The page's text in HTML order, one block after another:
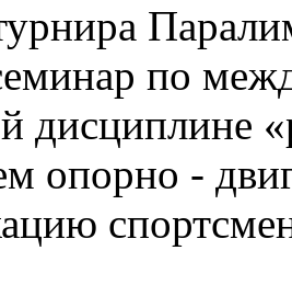
по
дисциплине
опорно -